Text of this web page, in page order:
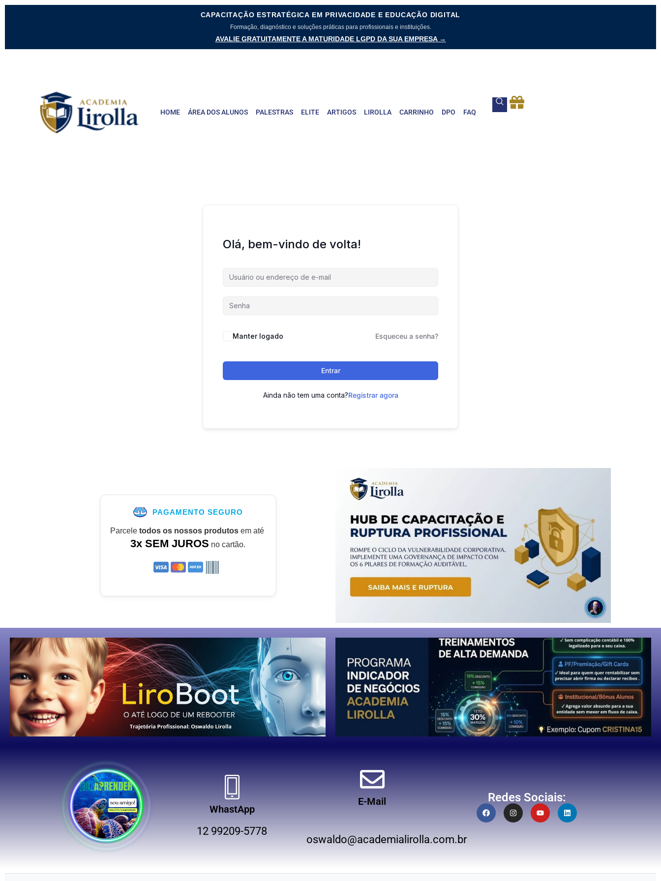
CAPACITAÇÃO ESTRATÉGICA EM PRIVACIDADE E EDUCAÇÃO DIGITAL
Formação, diagnóstico e soluções práticas para profissionais e instituições.
AVALIE GRATUITAMENTE A MATURIDADE LGPD DA SUA EMPRESA →
HOME ÁREA DOS ALUNOS PALESTRAS ELITE ARTIGOS LIROLLA CARRINHO DPO FAQ
Olá, bem-vindo de volta!
Manter logado Esqueceu a senha?
Entrar
Ainda não tem uma conta?Registrar agora
PAGAMENTO SEGURO
Parcele todos os nossos produtosem até
3x SEM JUROS no cartão.
WhastApp
12 99209-5778
E-Mail
oswaldo@academialirolla.com.br
Redes Sociais: